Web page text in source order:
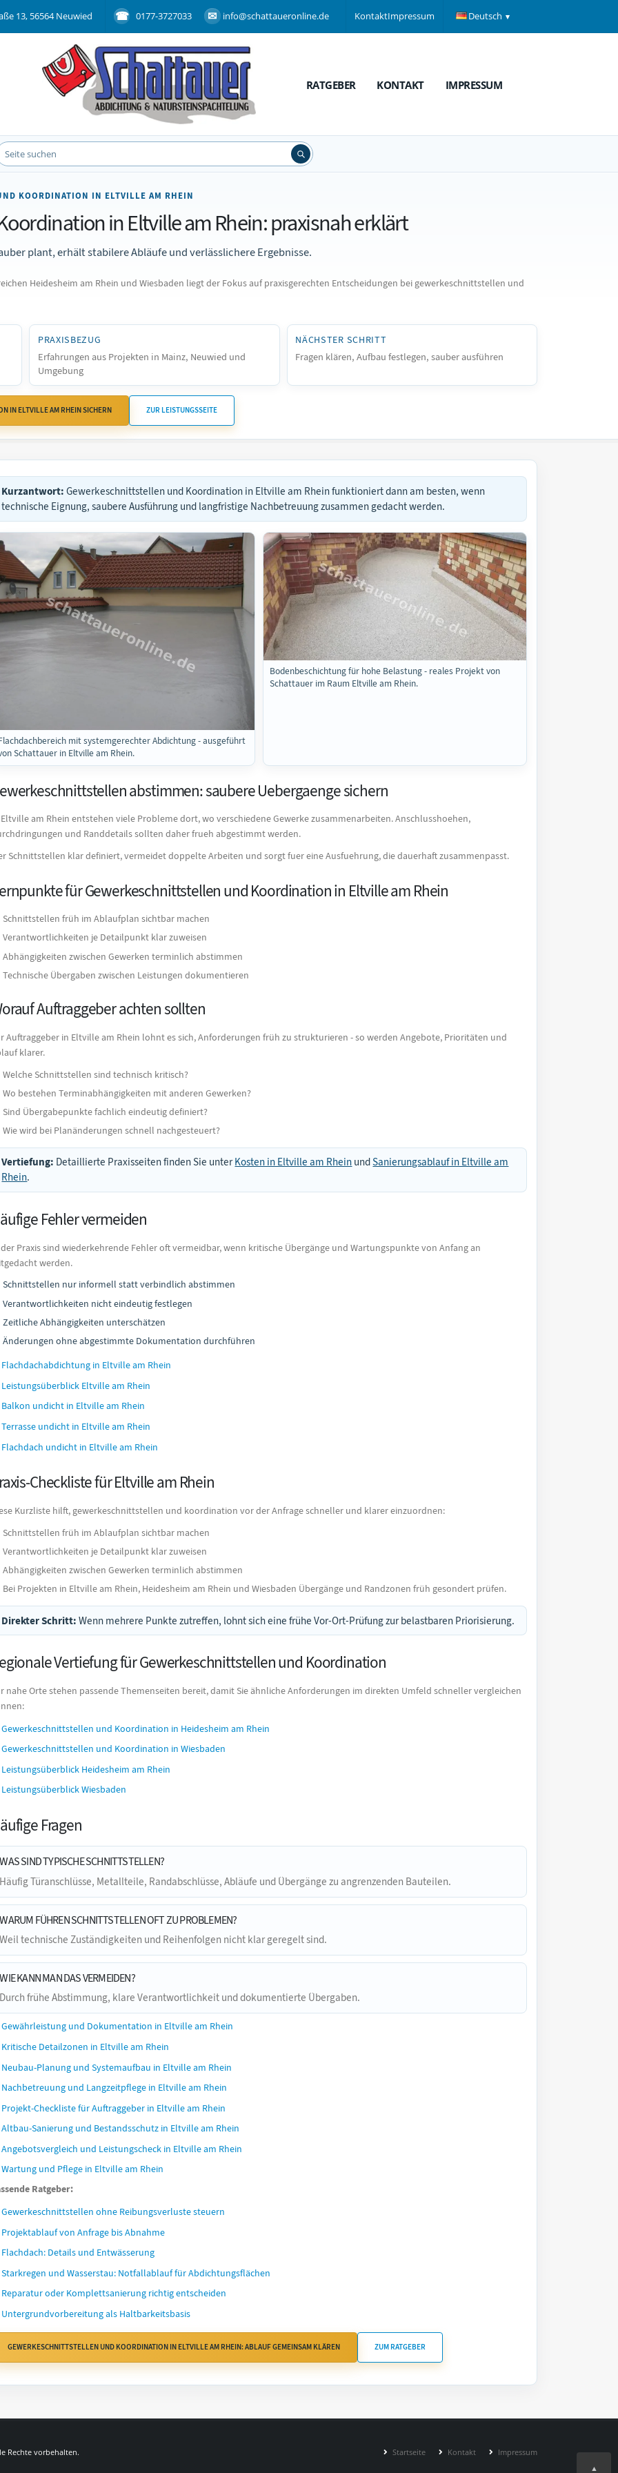
13, 56564 Neuwied 0177-3727033 info@schattaueronline.de KontaktImpressum Deutsch
RATGEBER KONTAKT IMPRESSUM
KOORDINATION IN ELTVILLE AM RHEIN
in Eltville am Rhein: praxisnah erklärt
plant, erhält stabilere Abläufe und verlässlichere Ergebnisse.
Heidesheim am Rhein und Wiesbaden liegt der Fokus auf praxisgerechten Entscheidungen bei gewerkeschnittstellen und
PRAXISBEZUG
Erfahrungen aus Projekten in Mainz, Neuwied und
Umgebung
NÄCHSTER SCHRITT
Fragen klären, Aufbau festlegen, sauber ausführen
IN ELTVILLE AM RHEIN SICHERN ZUR LEISTUNGSSEITE
Kurzantwort: Gewerkeschnittstellen und Koordination in Eltville am Rhein funktioniert dann am besten, wenn
technische Eignung, saubere Ausführung und langfristige Nachbetreuung zusammen gedacht werden.
mit systemgerechter Abdichtung - ausgeführt
Schattauer in Eltville am Rhein.
Bodenbeschichtung für hohe Belastung - reales Projekt von
Schattauer im Raum Eltville am Rhein.
abstimmen: saubere Uebergaenge sichern
am Rhein entstehen viele Probleme dort, wo verschiedene Gewerke zusammenarbeiten. Anschlusshoehen,
und Randdetails sollten daher frueh abgestimmt werden.
Schnittstellen klar definiert, vermeidet doppelte Arbeiten und sorgt fuer eine Ausfuehrung, die dauerhaft zusammenpasst.
für Gewerkeschnittstellen und Koordination in Eltville am Rhein
Schnittstellen früh im Ablaufplan sichtbar machen
Verantwortlichkeiten je Detailpunkt klar zuweisen
Abhängigkeiten zwischen Gewerken terminlich abstimmen
Technische Übergaben zwischen Leistungen dokumentieren
Auftraggeber achten sollten
Auftraggeber in Eltville am Rhein lohnt es sich, Anforderungen früh zu strukturieren - so werden Angebote, Prioritäten und
klarer.
Welche Schnittstellen sind technisch kritisch?
Wo bestehen Terminabhängigkeiten mit anderen Gewerken?
Sind Übergabepunkte fachlich eindeutig definiert?
Wie wird bei Planänderungen schnell nachgesteuert?
Vertiefung: Detaillierte Praxisseiten finden Sie unterKosten in Eltville am Rhein undSanierungsablauf in Eltville am
Rhein.
Fehler vermeiden
Praxis sind wiederkehrende Fehler oft vermeidbar, wenn kritische Übergänge und Wartungspunkte von Anfang an
werden.
Schnittstellen nur informell statt verbindlich abstimmen
Verantwortlichkeiten nicht eindeutig festlegen
Zeitliche Abhängigkeiten unterschätzen
Änderungen ohne abgestimmte Dokumentation durchführen
Flachdachabdichtung in Eltville am Rhein
Leistungsüberblick Eltville am Rhein
Balkon undicht in Eltville am Rhein
Terrasse undicht in Eltville am Rhein
Flachdach undicht in Eltville am Rhein
Checkliste für Eltville am Rhein
Kurzliste hilft, gewerkeschnittstellen und koordination vor der Anfrage schneller und klarer einzuordnen:
Schnittstellen früh im Ablaufplan sichtbar machen
Verantwortlichkeiten je Detailpunkt klar zuweisen
Abhängigkeiten zwischen Gewerken terminlich abstimmen
Bei Projekten in Eltville am Rhein, Heidesheim am Rhein und Wiesbaden Übergänge und Randzonen früh gesondert prüfen.
Direkter Schritt: Wenn mehrere Punkte zutreffen, lohnt sich eine frühe Vor-Ort-Prüfung zur belastbaren Priorisierung.
Vertiefung für Gewerkeschnittstellen und Koordination
nahe Orte stehen passende Themenseiten bereit, damit Sie ähnliche Anforderungen im direkten Umfeld schneller vergleichen
Gewerkeschnittstellen und Koordination in Heidesheim am Rhein
Gewerkeschnittstellen und Koordination in Wiesbaden
Leistungsüberblick Heidesheim am Rhein
Leistungsüberblick Wiesbaden
Fragen
WAS SIND TYPISCHE SCHNITTSTELLEN?
Häufig Türanschlüsse, Metallteile, Randabschlüsse, Abläufe und Übergänge zu angrenzenden Bauteilen.
WARUM FÜHREN SCHNITTSTELLEN OFT ZU PROBLEMEN?
Weil technische Zuständigkeiten und Reihenfolgen nicht klar geregelt sind.
WIE KANN MAN DAS VERMEIDEN?
Durch frühe Abstimmung, klare Verantwortlichkeit und dokumentierte Übergaben.
Gewährleistung und Dokumentation in Eltville am Rhein
Kritische Detailzonen in Eltville am Rhein
Neubau-Planung und Systemaufbau in Eltville am Rhein
Nachbetreuung und Langzeitpflege in Eltville am Rhein
Projekt-Checkliste für Auftraggeber in Eltville am Rhein
Altbau-Sanierung und Bestandsschutz in Eltville am Rhein
Angebotsvergleich und Leistungscheck in Eltville am Rhein
Wartung und Pflege in Eltville am Rhein
Ratgeber:
Gewerkeschnittstellen ohne Reibungsverluste steuern
Projektablauf von Anfrage bis Abnahme
Flachdach: Details und Entwässerung
Starkregen und Wasserstau: Notfallablauf für Abdichtungsflächen
Reparatur oder Komplettsanierung richtig entscheiden
Untergrundvorbereitung als Haltbarkeitsbasis
GEWERKESCHNITTSTELLEN UND KOORDINATION IN ELTVILLE AM RHEIN: ABLAUF GEMEINSAM KLÄREN ZUM RATGEBER
Rechte vorbehalten. Startseite Kontakt
Impressum
▲